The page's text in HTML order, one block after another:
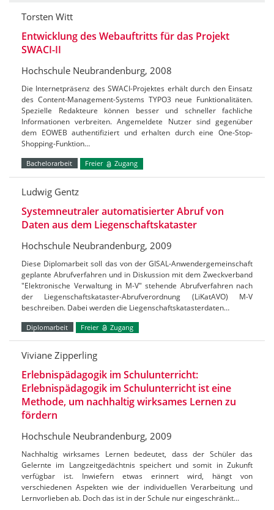
Torsten Witt
Entwicklung des Webauftritts für das Projekt
SWACI-II
Hochschule Neubrandenburg, 2008
Die Internetpräsenz des SWACI-Projektes erhält durch den Einsatz
des Content-Management-Systems TYPO3 neue Funktionalitäten.
Spezielle Redakteure können besser und schneller fachliche
Informationen verbreiten. Angemeldete Nutzer sind gegenüber
dem EOWEB authentifiziert und erhalten durch eine One-Stop-
Shopping-Funktion…
Bachelorarbeit Freier Zugang
Ludwig Gentz
Systemneutraler automatisierter Abruf von
Daten aus dem Liegenschaftskataster
Hochschule Neubrandenburg, 2009
Diese Diplomarbeit soll das von der GISAL-Anwendergemeinschaft
geplante Abrufverfahren und in Diskussion mit dem Zweckverband
"Elektronische Verwaltung in M-V" stehende Abrufverfahren nach
der Liegenschaftskataster-Abrufverordnung (LiKatAVO) M-V
beschreiben. Dabei werden die Liegenschaftskatasterdaten…
Diplomarbeit Freier Zugang
Viviane Zipperling
Erlebnispädagogik im Schulunterricht:
Erlebnispädagogik im Schulunterricht ist eine
Methode, um nachhaltig wirksames Lernen zu
fördern
Hochschule Neubrandenburg, 2009
Nachhaltig wirksames Lernen bedeutet, dass der Schüler das
Gelernte im Langzeitgedächtnis speichert und somit in Zukunft
verfügbar ist. Inwiefern etwas erinnert wird, hängt von
verschiedenen Aspekten wie der individuellen Verarbeitung und
Lernvorlieben ab. Doch das ist in der Schule nur eingeschränkt…